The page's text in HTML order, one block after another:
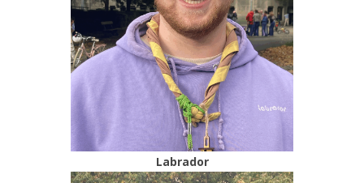
Labrador